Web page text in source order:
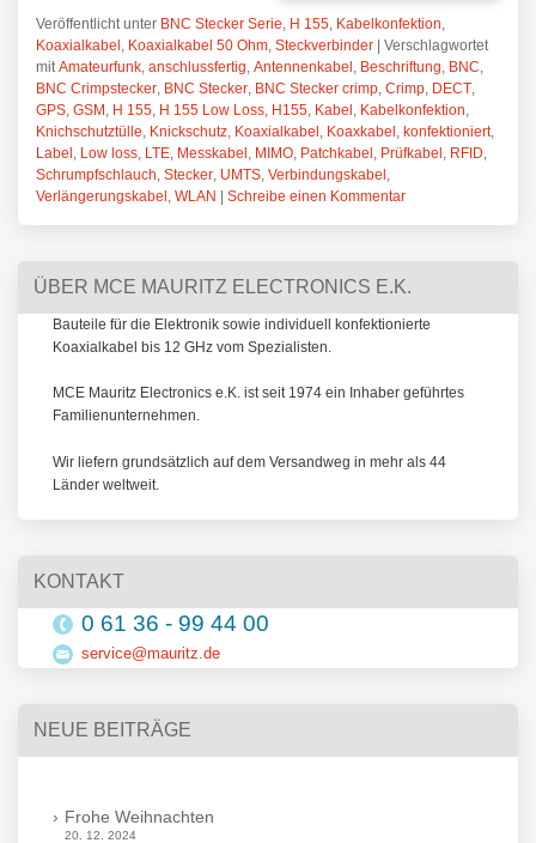
Veröffentlicht unter BNC Stecker Serie, H 155, Kabelkonfektion,
Koaxialkabel, Koaxialkabel 50 Ohm, Steckverbinder | Verschlagwortet
mit Amateurfunk, anschlussfertig, Antennenkabel, Beschriftung, BNC,
BNC Crimpstecker, BNC Stecker, BNC Stecker crimp, Crimp, DECT,
GPS, GSM, H 155, H 155 Low Loss, H155, Kabel, Kabelkonfektion,
Knichschutztülle, Knickschutz, Koaxialkabel, Koaxkabel, konfektioniert,
Label, Low loss, LTE, Messkabel, MIMO, Patchkabel, Prüfkabel, RFID,
Schrumpfschlauch, Stecker, UMTS, Verbindungskabel,
Verlängerungskabel, WLAN | Schreibe einen Kommentar
ÜBER MCE MAURITZ ELECTRONICS E.K.
Bauteile für die Elektronik sowie individuell konfektionierte
Koaxialkabel bis 12 GHz vom Spezialisten.
MCE Mauritz Electronics e.K. ist seit 1974 ein Inhaber geführtes
Familienunternehmen.
Wir liefern grundsätzlich auf dem Versandweg in mehr als 44
Länder weltweit.
KONTAKT
0 61 36 - 99 44 00
service@mauritz.de
NEUE BEITRÄGE
Frohe Weihnachten
20. 12. 2024